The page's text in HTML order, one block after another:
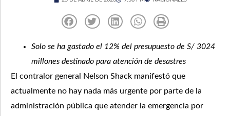
Solo se ha gastado el 12% del presupuesto de S/ 3024
millones destinado para atención de desastres
El contralor general Nelson Shack manifestó que
actualmente no hay nada más urgente por parte de la
administración pública que atender la emergencia por